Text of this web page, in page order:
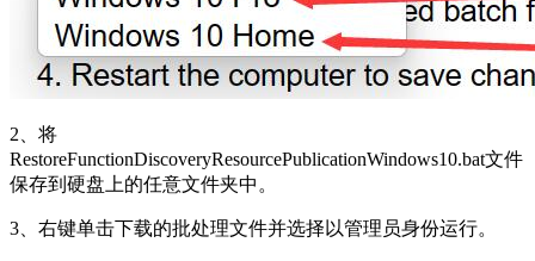
2、将
RestoreFunctionDiscoveryResourcePublicationWindows10.bat文件
保存到硬盘上的任意文件夹中。
3、右键单击下载的批处理文件并选择以管理员身份运行。